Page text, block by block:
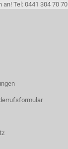
an! Tel: 0441 304 70 70